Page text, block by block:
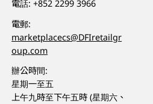
電話:+852 2299 3966
電郵:
marketplacecs@DFIretailgr
oup.com
辦公時間:
星期一至五
上午九時至下午五時 (星期六、